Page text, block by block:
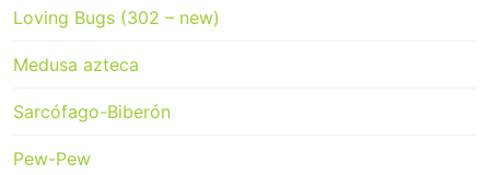
Loving Bugs (302 – new)
Medusa azteca
Sarcófago-Biberón
Pew-Pew